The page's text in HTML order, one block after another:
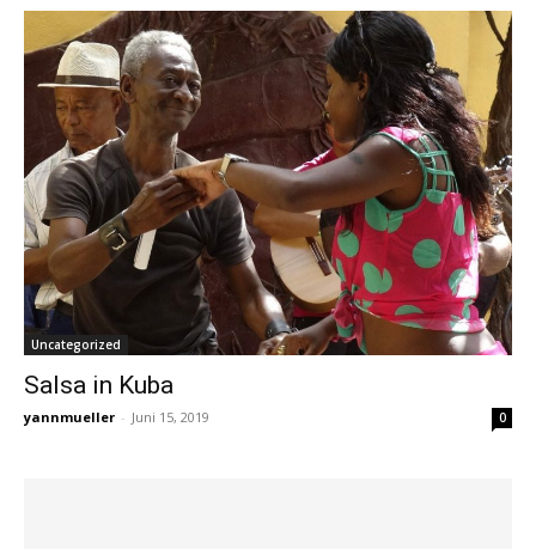
Uncategorized
Salsa in Kuba
yannmueller - Juni 15, 2019 0